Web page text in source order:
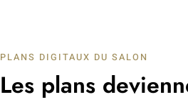
PLANS DIGITAUX DU SALON
Les plans